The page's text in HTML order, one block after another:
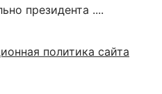
президента ....
политика сайта